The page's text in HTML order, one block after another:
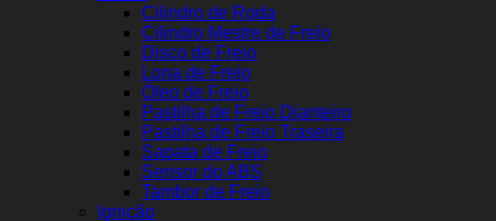
Cilindro de Roda
Cilindro Mestre de Freio
Disco de Freio
Lona de Freio
Óleo de Freio
Pastilha de Freio Dianteiro
Pastilha de Freio Traseira
Sapata de Freio
Sensor do ABS
Tambor de Freio
Ignição